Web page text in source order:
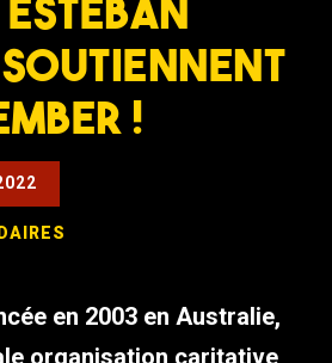
Esteban
!
en 2003 en Australie,
organisation caritative